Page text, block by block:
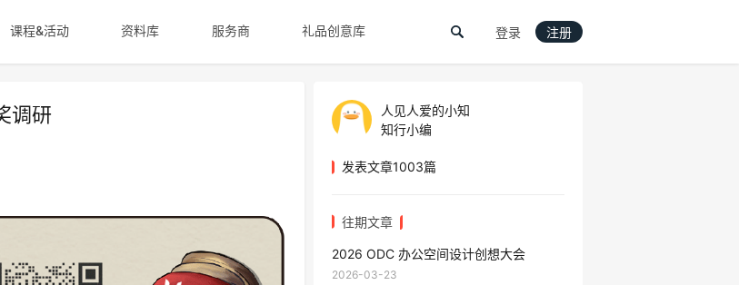
课程&活动 资料库 服务商 礼品创意库 登录 注册
调研
人见人爱的小知
知行小编
发表文章1003篇
往期文章
2026 ODC 办公空间设计创想大会
2026-03-23